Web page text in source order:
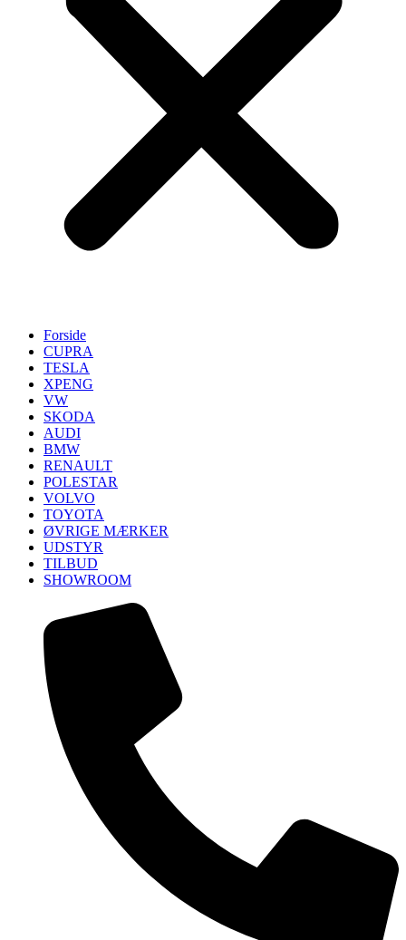
Forside
CUPRA
TESLA
XPENG
VW
SKODA
AUDI
BMW
RENAULT
POLESTAR
VOLVO
TOYOTA
ØVRIGE MÆRKER
UDSTYR
TILBUD
SHOWROOM